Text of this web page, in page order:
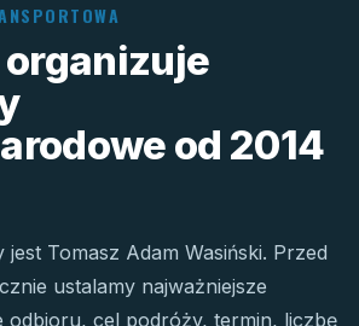
od 2014
jest Tomasz Adam Wasiński. Przed
ustalamy najważniejsze
odbioru, cel podróży, termin, liczbę